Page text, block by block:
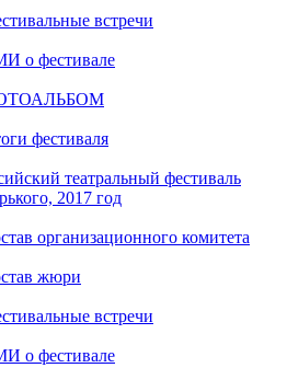
встречи
о фестивале
фестиваля
театральный фестиваль
2017 год
организационного комитета
жюри
встречи
о фестивале